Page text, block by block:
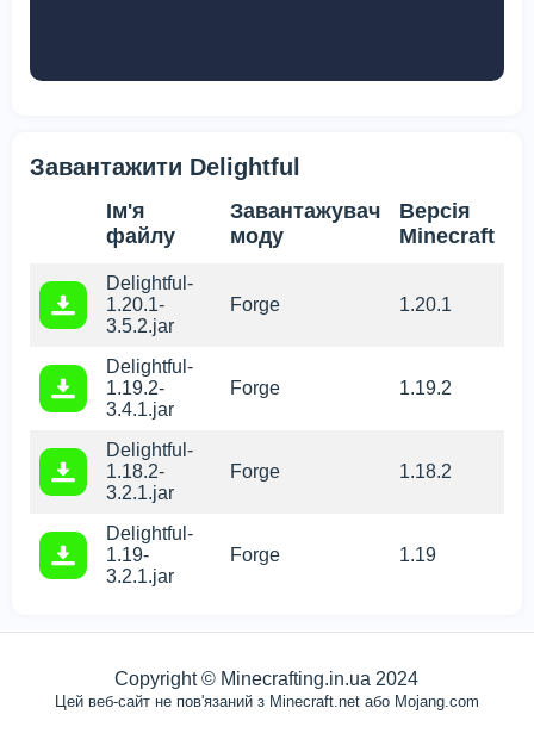
Завантажити Delightful
Ім'я
файлу
Завантажувач
моду
Версія
Minecraft
Delightful-
1.20.1-
3.5.2.jar
Forge 1.20.1
Delightful-
1.19.2-
3.4.1.jar
Forge 1.19.2
Delightful-
1.18.2-
3.2.1.jar
Forge 1.18.2
Delightful-
1.19-
3.2.1.jar
Forge 1.19
Copyright © Minecrafting.in.ua 2024
Цей веб-сайт не пов'язаний з Minecraft.net або Mojang.com
Ми використовуємо файли cookie
Цей веб-сайт використовує файли cookie, щоб